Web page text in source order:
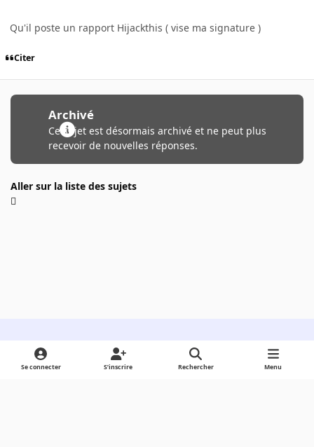
Qu'il poste un rapport Hijackthis ( vise ma signature )
Citer
Archivé
Ce sujet est désormais archivé et ne peut plus
recevoir de nouvelles réponses.
Aller sur la liste des sujets
Light ModeDark ModeSystem Preference
Se connecter S’inscrire Rechercher Menu